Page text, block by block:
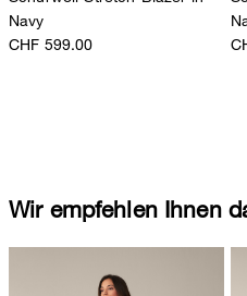
Navy
CHF 599.00
Wir empfehlen Ihnen